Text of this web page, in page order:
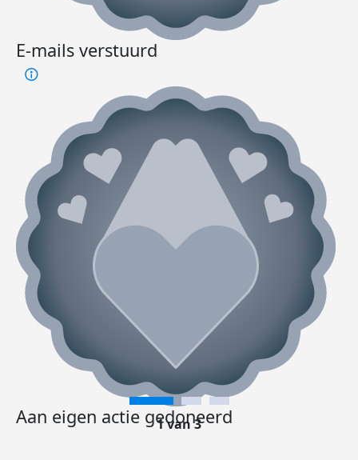
E-mails verstuurd
Aan eigen actie gedoneerd
1 van 3